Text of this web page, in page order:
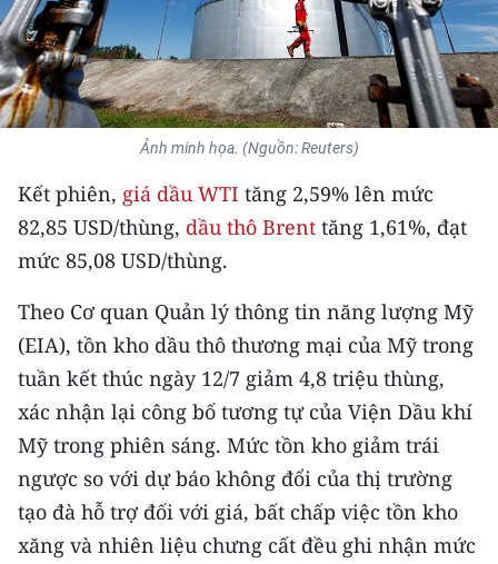
Y TẾ
KHOA HỌC - CÔNG NGHỆ
MÔI TRƯỜNG
BẠN ĐỌC
KIỂM CHỨNG THÔNG TIN
54 DÂN TỘC VIỆT NAM
CHƯƠNG TRÌNH OCOP - MỖI XÃ
MỘT SẢN PHẨM
RADIO
MEDIA CENTER
Ảnh minh họa. (Nguồn: Reuters)
Kết phiên, giá dầu WTI tăng 2,59% lên mức
82,85 USD/thùng, dầu thô Brent tăng 1,61%, đạt
mức 85,08 USD/thùng.
Theo Cơ quan Quản lý thông tin năng lượng Mỹ
(EIA), tồn kho dầu thô thương mại của Mỹ trong
tuần kết thúc ngày 12/7 giảm 4,8 triệu thùng,
xác nhận lại công bố tương tự của Viện Dầu khí
Mỹ trong phiên sáng. Mức tồn kho giảm trái
ngược so với dự báo không đổi của thị trường
tạo đà hỗ trợ đối với giá, bất chấp việc tồn kho
xăng và nhiên liệu chưng cất đều ghi nhận mức